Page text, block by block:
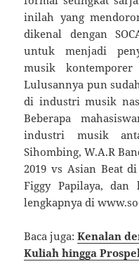
inilah yang
dikenal dengan
untuk menjadi
musik kontemporer
Lulusannya pun
di industri musik
Beberapa
industri musik
Sihombing, W.A.R
2019 vs Asian Beat
Figgy Papilaya,
lengkapnya di
Baca juga:Kenalan
Kuliah hingga